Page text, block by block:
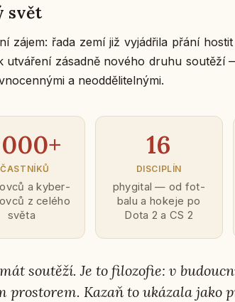
svět
zájem: řada zemí již vy­já­d­ři­la přání
utvá­ře­ní zá­sad­ně nového druhu sou­tě­ží
a ne­od­dě­li­tel­ný­mi.
a ky­ber­
z celého
světa
16
DIS­CI­PLÍN
phy­gi­tal — od fot­
ba­lu a hokeje po
Dota 2 a CS 2
sou­tě­ží. Je to fi­lo­zo­fie: v
pro­sto­rem. Kazaň to uká­za­la jako